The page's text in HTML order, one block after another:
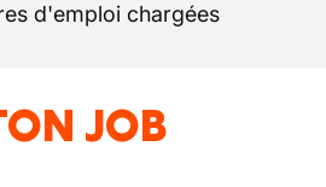
d'emploi chargées
JOB